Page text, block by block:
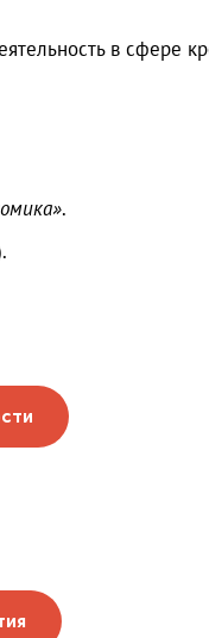
в сфере
.